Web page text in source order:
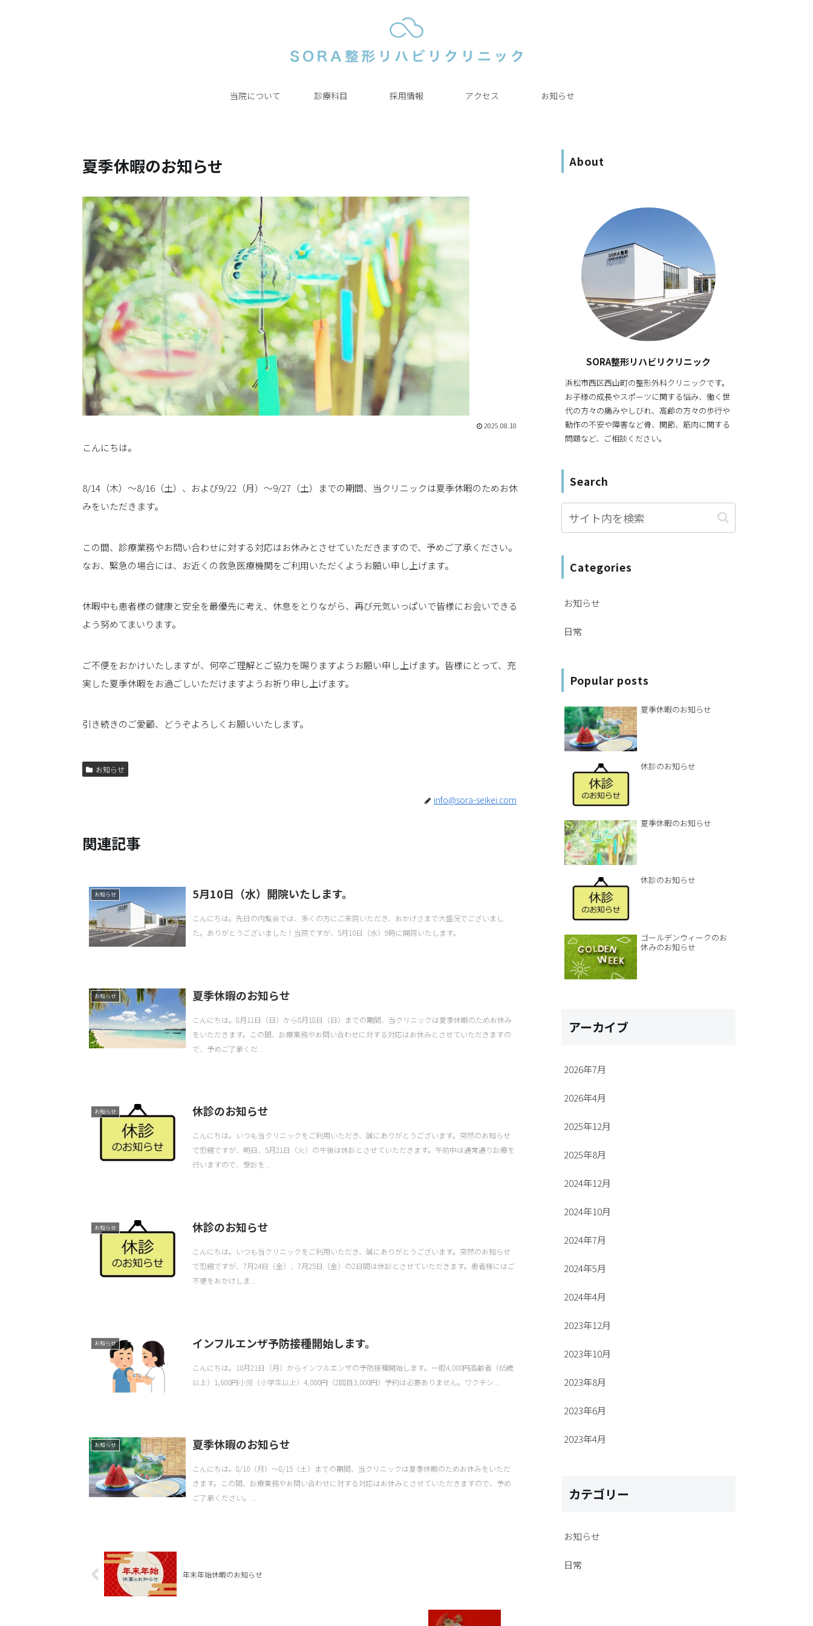
当院について 診療科目 採用情報 アクセス お知らせ
夏季休暇のお知らせ
2025.08.10
こんにちは。
8/14（木）〜8/16（土）、および9/22（月）〜9/27（土）までの期間、当クリニックは夏季休暇のためお休
みをいただきます。
この間、診療業務やお問い合わせに対する対応はお休みとさせていただきますので、予めご了承ください。
なお、緊急の場合には、お近くの救急医療機関をご利用いただくようお願い申し上げます。
休暇中も患者様の健康と安全を最優先に考え、休息をとりながら、再び元気いっぱいで皆様にお会いできる
よう努めてまいります。
ご不便をおかけいたしますが、何卒ご理解とご協力を賜りますようお願い申し上げます。皆様にとって、充
実した夏季休暇をお過ごしいただけますようお祈り申し上げます。
引き続きのご愛顧、どうぞよろしくお願いいたします。
お知らせ
info@sora-seikei.com
関連記事
お知らせ 5月10日（水）開院いたします。
こんにちは。先日の内覧会では、多くの方にご来院いただき、おかげさまで大盛況でございまし
た。ありがとうございました！当院ですが、5月10日（水）9時に開院いたします。
お知らせ 夏季休暇のお知らせ
こんにちは。8月11日（日）から8月18日（日）までの期間、当クリニックは夏季休暇のためお休み
をいただきます。この間、診療業務やお問い合わせに対する対応はお休みとさせていただきますの
で、予めご了承くだ...
お知らせ 休診のお知らせ
こんにちは。いつも当クリニックをご利用いただき、誠にありがとうございます。突然のお知らせ
で恐縮ですが、明日、5月21日（火）の午後は休診とさせていただきます。午前中は通常通り診療を
行いますので、受診を...
お知らせ 休診のお知らせ
こんにちは。いつも当クリニックをご利用いただき、誠にありがとうございます。突然のお知らせ
で恐縮ですが、7月24日（金）、7月25日（金）の2日間は休診とさせていただきます。患者様にはご
不便をおかけしま...
お知らせ インフルエンザ予防接種開始します。
こんにちは。10月21日（月）からインフルエンザの予防接種開始します。一般4,000円高齢者（65歳
以上）1,600円小児（小学生以上）4,000円（2回目3,000円）予約は必要ありません。ワクチン...
お知らせ 夏季休暇のお知らせ
こんにちは。8/10（月）〜8/15（土）までの期間、当クリニックは夏季休暇のためお休みをいただ
きます。この間、診療業務やお問い合わせに対する対応はお休みとさせていただきますので、予め
ご了承ください。...
年末年始休暇のお知らせ
About
SORA整形リハビリクリニック
浜松市西区西山町の整形外科クリニックです。
お子様の成長やスポーツに関する悩み、働く世
代の方々の痛みやしびれ、高齢の方々の歩行や
動作の不安や障害など骨、関節、筋肉に関する
問題など、ご相談ください。
Search
Categories
お知らせ
日常
Popular posts
夏季休暇のお知らせ
休診のお知らせ
夏季休暇のお知らせ
休診のお知らせ
ゴールデンウィークのお
休みのお知らせ
アーカイブ
2026年7月
2026年4月
2025年12月
2025年8月
2024年12月
2024年10月
2024年7月
2024年5月
2024年4月
2023年12月
2023年10月
2023年8月
2023年6月
2023年4月
カテゴリー
お知らせ
日常